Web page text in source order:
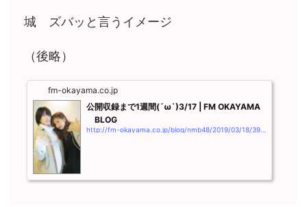
城 ズバッと言うイメージ
（後略）
fm-okayama.co.jp
公開収録まで1週間(´ω`)3/17 | FM OKAYAMA
BLOG